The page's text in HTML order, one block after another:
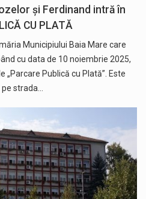
și Ferdinand intră în
CU PLATĂ
Municipiului Baia Mare care
cu data de 10 noiembrie 2025,
Publică cu Plată”. Este
strada…